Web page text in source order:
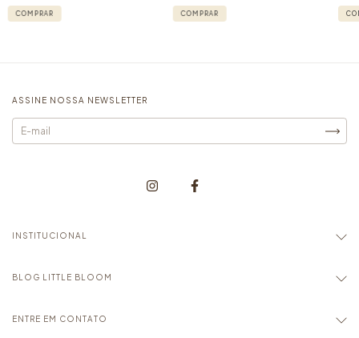
COMPRAR COMPRAR
ASSINE NOSSA NEWSLETTER
INSTITUCIONAL
BLOG LITTLE BLOOM
ENTRE EM CONTATO